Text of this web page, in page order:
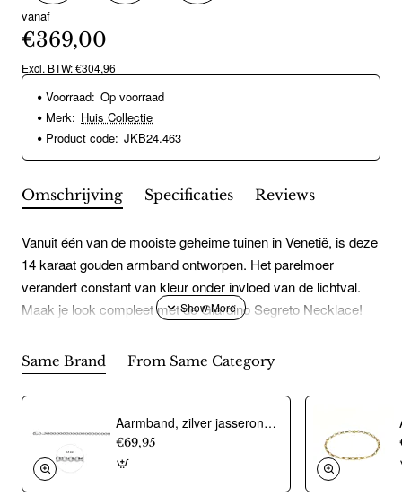
vanaf
€369,00
Excl. BTW: €304,96
Voorraad: Op voorraad
Merk: Huis Collectie
Product code: JKB24.463
Omschrijving Specificaties Reviews
Vanuit één van de mooiste geheime tuinen in Venetië, is deze
14 karaat gouden armband ontworpen. Het parelmoer
verandert constant van kleur onder invloed van de lichtval.
Maak je look compleet met de Giardino Segreto Necklace!
Same Brand From Same Category
Aarmband, zilver jasseron 4,5mm. (lengte 18cm.) - 10274
€69,95